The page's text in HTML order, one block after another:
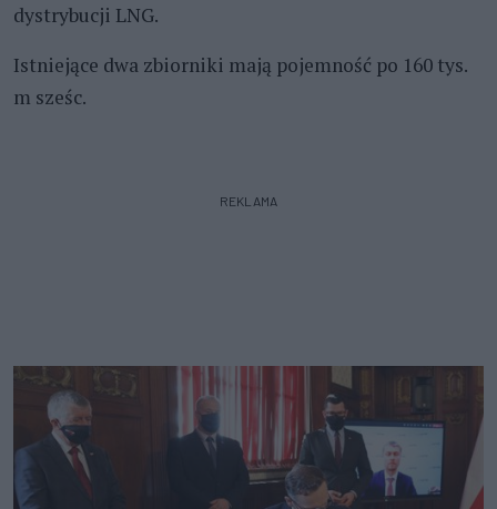
dystrybucji LNG.
Istniejące dwa zbiorniki mają pojemność po 160 tys.
m sześc.
REKLAMA